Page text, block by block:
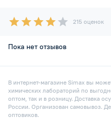
215 оценок
Пока нет отзывов
В интернет-магазине Simax вы
химических лабораторий по
оптом, так и в розницу. Доставка
России. Организован самовывоз.
оптовиков.